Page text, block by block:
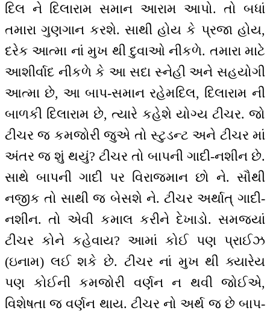
દિલ ને દિલારામ સમાન આરામ આપો. તો બધાં
તમારા ગુણગાન કરશે. સાથી હોય કે પ્રજા હોય,
દરેક આત્મા નાં મુખ થી દુવાઓ નીકળે. તમારા માટે
આશીર્વાદ નીકળે કે આ સદા સ્નેહી અને સહયોગી
આત્મા છે, આ બાપ-સમાન રહેમદિલ, દિલારામ ની
બાળકી દિલારામ છે, ત્યારે કહેશે યોગ્ય ટીચર. જો
ટીચર જ કમજોરી જુએ તો સ્ટુડન્ટ અને ટીચર માં
અંતર જ શું થયું? ટીચર તો બાપની ગાદી-નશીન છે.
સાથે બાપની ગાદી પર વિરાજમાન છો ને. સૌથી
નજીક તો સાથી જ બેસશે ને. ટીચર અર્થાત્ ગાદી-
નશીન. તો એવી કમાલ કરીને દેખાડો. સમજ્યાં
ટીચર કોને કહેવાય? આમાં કોઈ પણ પ્રાઈઝ
(ઇનામ) લઈ શકે છે. ટીચર નાં મુખ થી ક્યારેય
પણ કોઈની કમજોરી વર્ણન ન થવી જોઈએ,
વિશેષતા જ વર્ણન થાય. ટીચર નો અર્થ જ છે બાપ-